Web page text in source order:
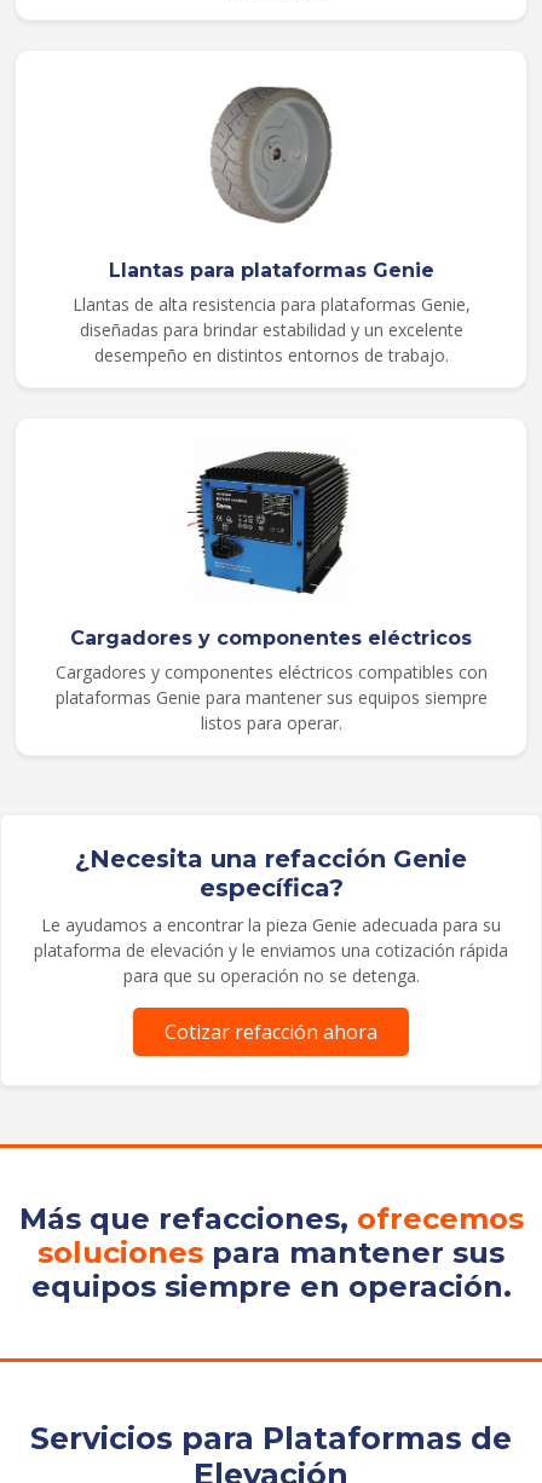
Llantas para plataformas Genie
Llantas de alta resistencia para plataformas Genie,
diseñadas para brindar estabilidad y un excelente
desempeño en distintos entornos de trabajo.
Cargadores y componentes eléctricos
Cargadores y componentes eléctricos compatibles con
plataformas Genie para mantener sus equipos siempre
listos para operar.
¿Necesita una refacción Genie
específica?
Le ayudamos a encontrar la pieza Genie adecuada para su
plataforma de elevación y le enviamos una cotización rápida
para que su operación no se detenga.
Cotizar refacción ahora
Más que refacciones, ofrecemos
soluciones para mantener sus
equipos siempre en operación.
Servicios para Plataformas de
Elevación